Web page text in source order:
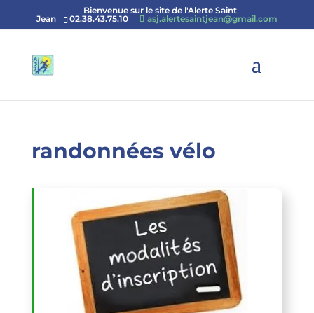
Bienvenue sur le site de l'Alerte Saint
Jean
02.38.43.75.10 asj.alertesaintjean@gmail.com
randonnées vélo